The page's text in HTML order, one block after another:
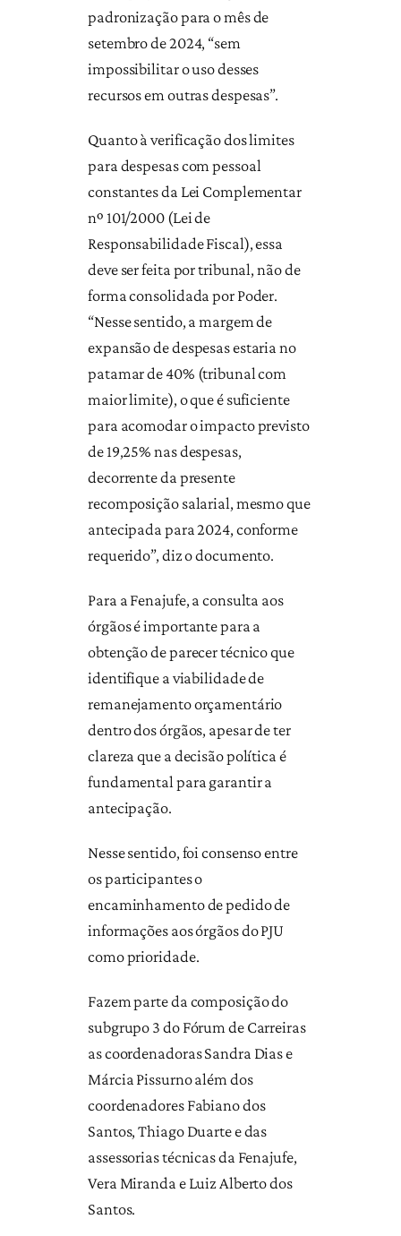
padronização para o mês de
setembro de 2024, “sem
impossibilitar o uso desses
recursos em outras despesas”.
Quanto à verificação dos limites
para despesas com pessoal
constantes da Lei Complementar
nº 101/2000 (Lei de
Responsabilidade Fiscal), essa
deve ser feita por tribunal, não de
forma consolidada por Poder.
“Nesse sentido, a margem de
expansão de despesas estaria no
patamar de 40% (tribunal com
maior limite), o que é suficiente
para acomodar o impacto previsto
de 19,25% nas despesas,
decorrente da presente
recomposição salarial, mesmo que
antecipada para 2024, conforme
requerido”, diz o documento.
Para a Fenajufe, a consulta aos
órgãos é importante para a
obtenção de parecer técnico que
identifique a viabilidade de
remanejamento orçamentário
dentro dos órgãos, apesar de ter
clareza que a decisão política é
fundamental para garantir a
antecipação.
Nesse sentido, foi consenso entre
os participantes o
encaminhamento de pedido de
informações aos órgãos do PJU
como prioridade.
Fazem parte da composição do
subgrupo 3 do Fórum de Carreiras
as coordenadoras Sandra Dias e
Márcia Pissurno além dos
coordenadores Fabiano dos
Santos, Thiago Duarte e das
assessorias técnicas da Fenajufe,
Vera Miranda e Luiz Alberto dos
Santos.